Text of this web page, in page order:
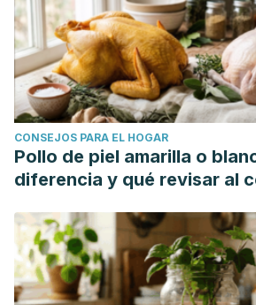
CONSEJOS PARA EL HOGAR
Pollo de piel amarilla o
diferencia y qué revisar al